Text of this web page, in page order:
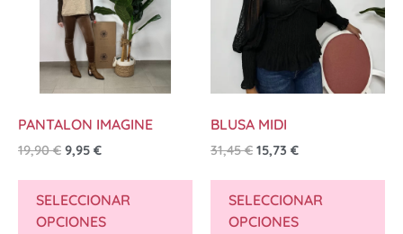
PANTALON IMAGINE
19,90€ 9,95 €
SELECCIONAR
OPCIONES
BLUSA MIDI
31,45€ 15,73 €
SELECCIONAR
OPCIONES